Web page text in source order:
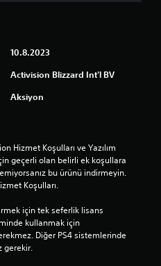
10.8.2023
Activision Blizzard Int'l BV
Aksiyon
Hizmet Koşulları ve Yazılım
geçerli olan belirli ek koşullara
bu ürünü indirmeyin.
Koşulları.
için tek seferlik lisans
kullanmak için
Diğer PS4 sistemlerinde
gerekir.